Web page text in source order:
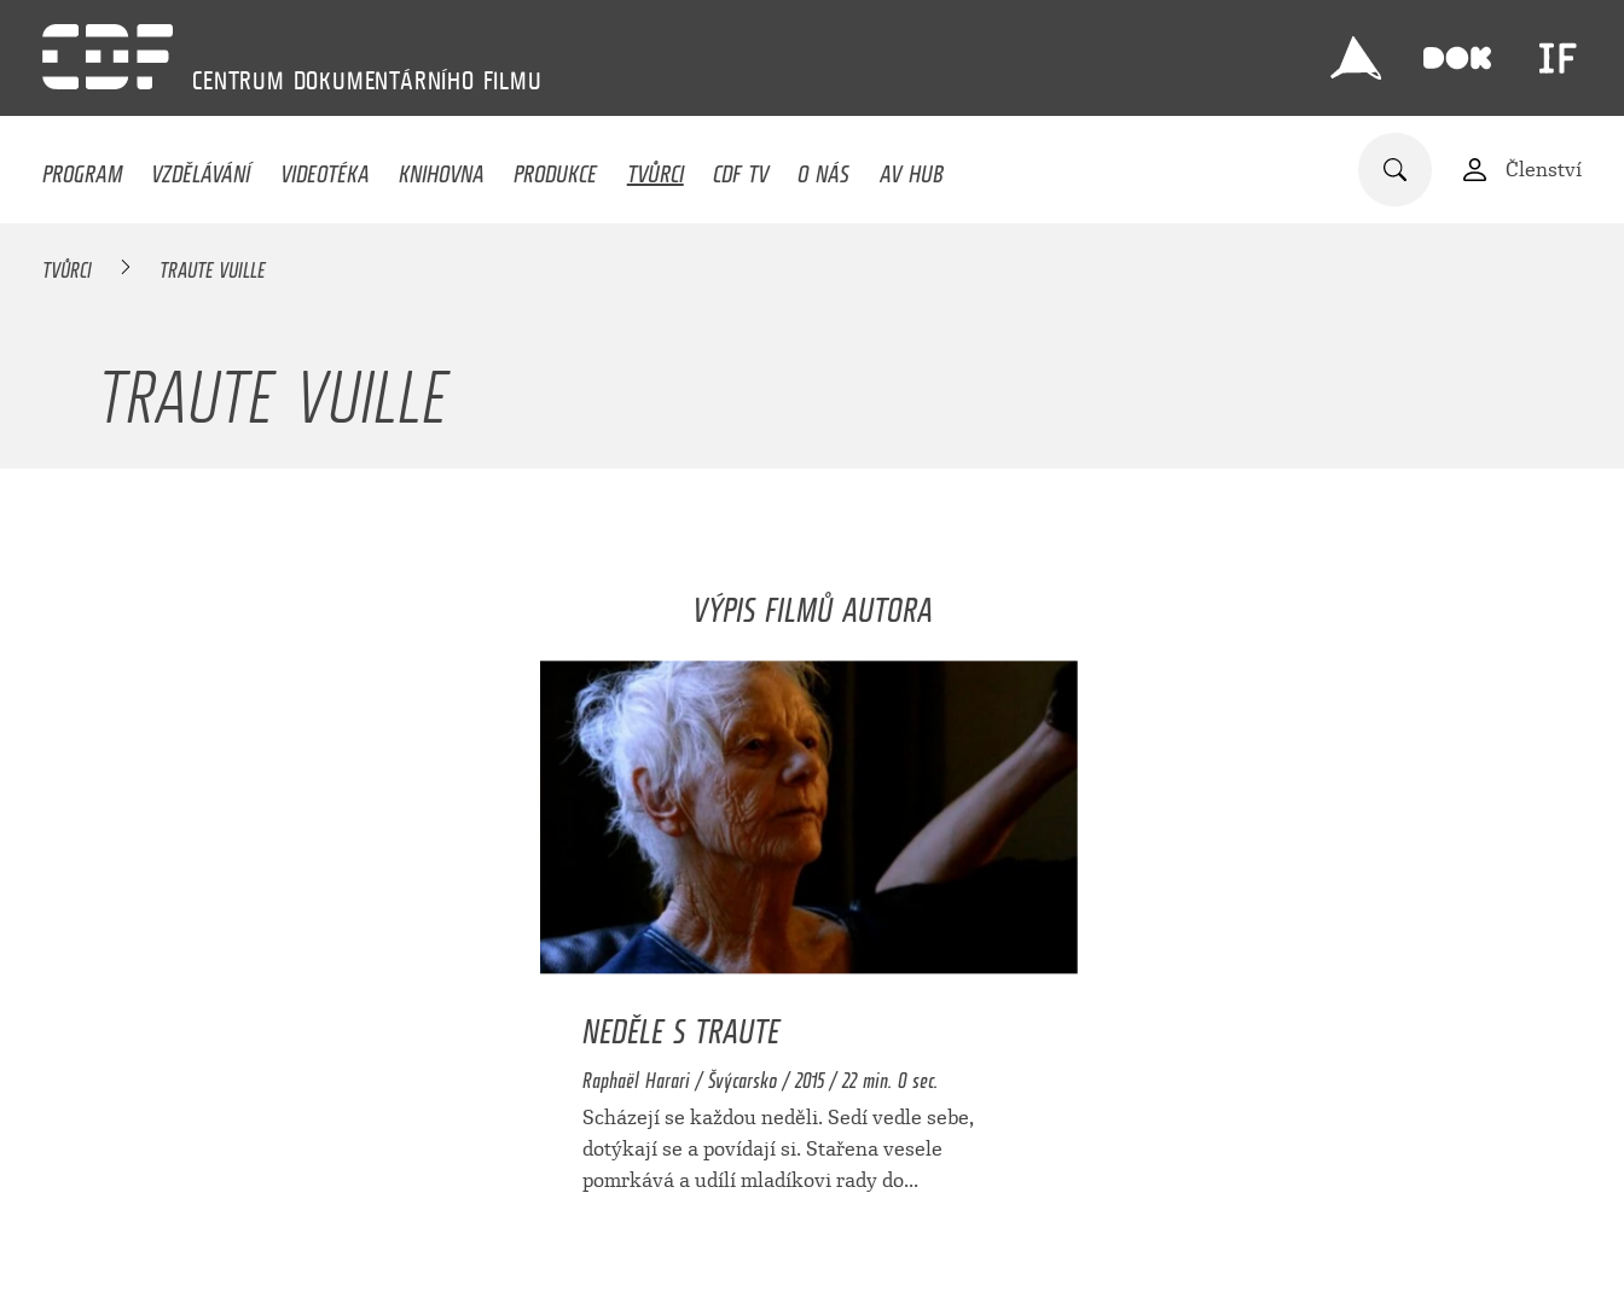
CENTRUM DOKUMENTÁRNÍHO FILMU
PROGRAM VZDĚLÁVÁNÍ VIDEOTÉKA KNIHOVNA PRODUKCE TVŮRCI CDF TV O NÁS AV HUB Členství
TVŮRCI TRAUTE VUILLE
TRAUTE VUILLE
VÝPIS FILMŮ AUTORA
NEDĚLE S TRAUTE
Raphaël Harari / Švýcarsko / 2015 / 22 min. 0 sec.
Scházejí se každou neděli. Sedí vedle sebe,
dotýkají se a povídají si. Stařena vesele
pomrkává a udílí mladíkovi rady do...